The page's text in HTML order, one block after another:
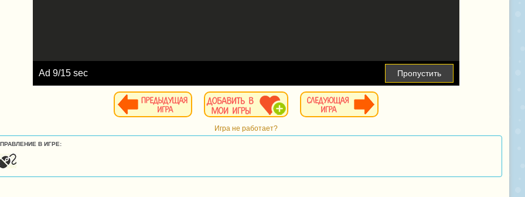
Ad 10/15 sec Пропустить
Игра не работает?
В ИГРЕ: